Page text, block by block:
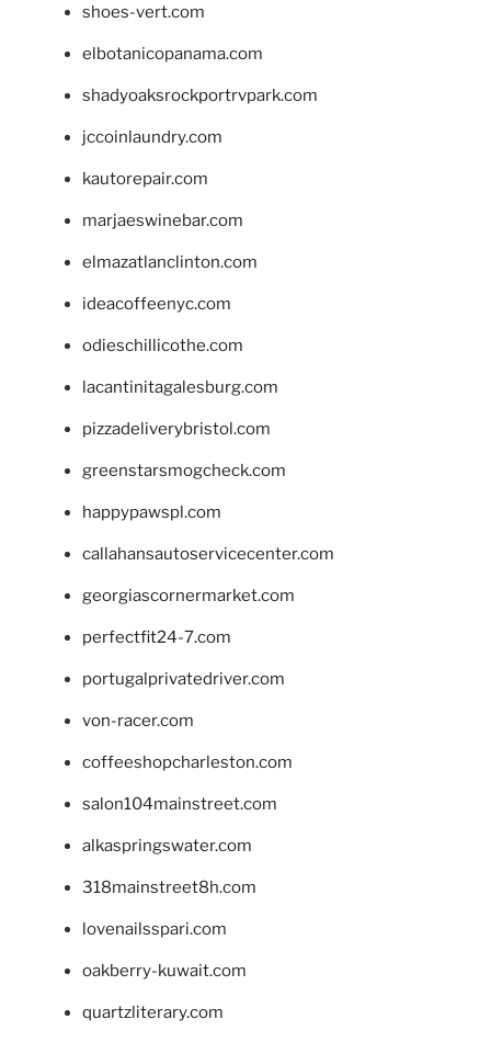
shoes-vert.com
elbotanicopanama.com
shadyoaksrockportrvpark.com
jccoinlaundry.com
kautorepair.com
marjaeswinebar.com
elmazatlanclinton.com
ideacoffeenyc.com
odieschillicothe.com
lacantinitagalesburg.com
pizzadeliverybristol.com
greenstarsmogcheck.com
happypawspl.com
callahansautoservicecenter.com
georgiascornermarket.com
perfectfit24-7.com
portugalprivatedriver.com
von-racer.com
coffeeshopcharleston.com
salon104mainstreet.com
alkaspringswater.com
318mainstreet8h.com
lovenailsspari.com
oakberry-kuwait.com
quartzliterary.com